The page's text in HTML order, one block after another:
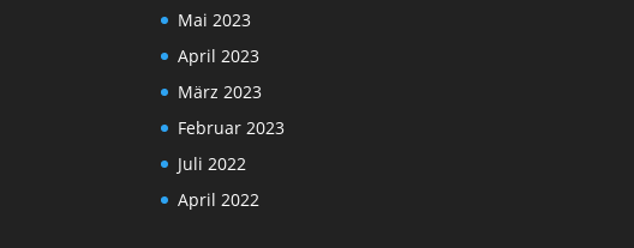
Mai 2023
April 2023
März 2023
Februar 2023
Juli 2022
April 2022